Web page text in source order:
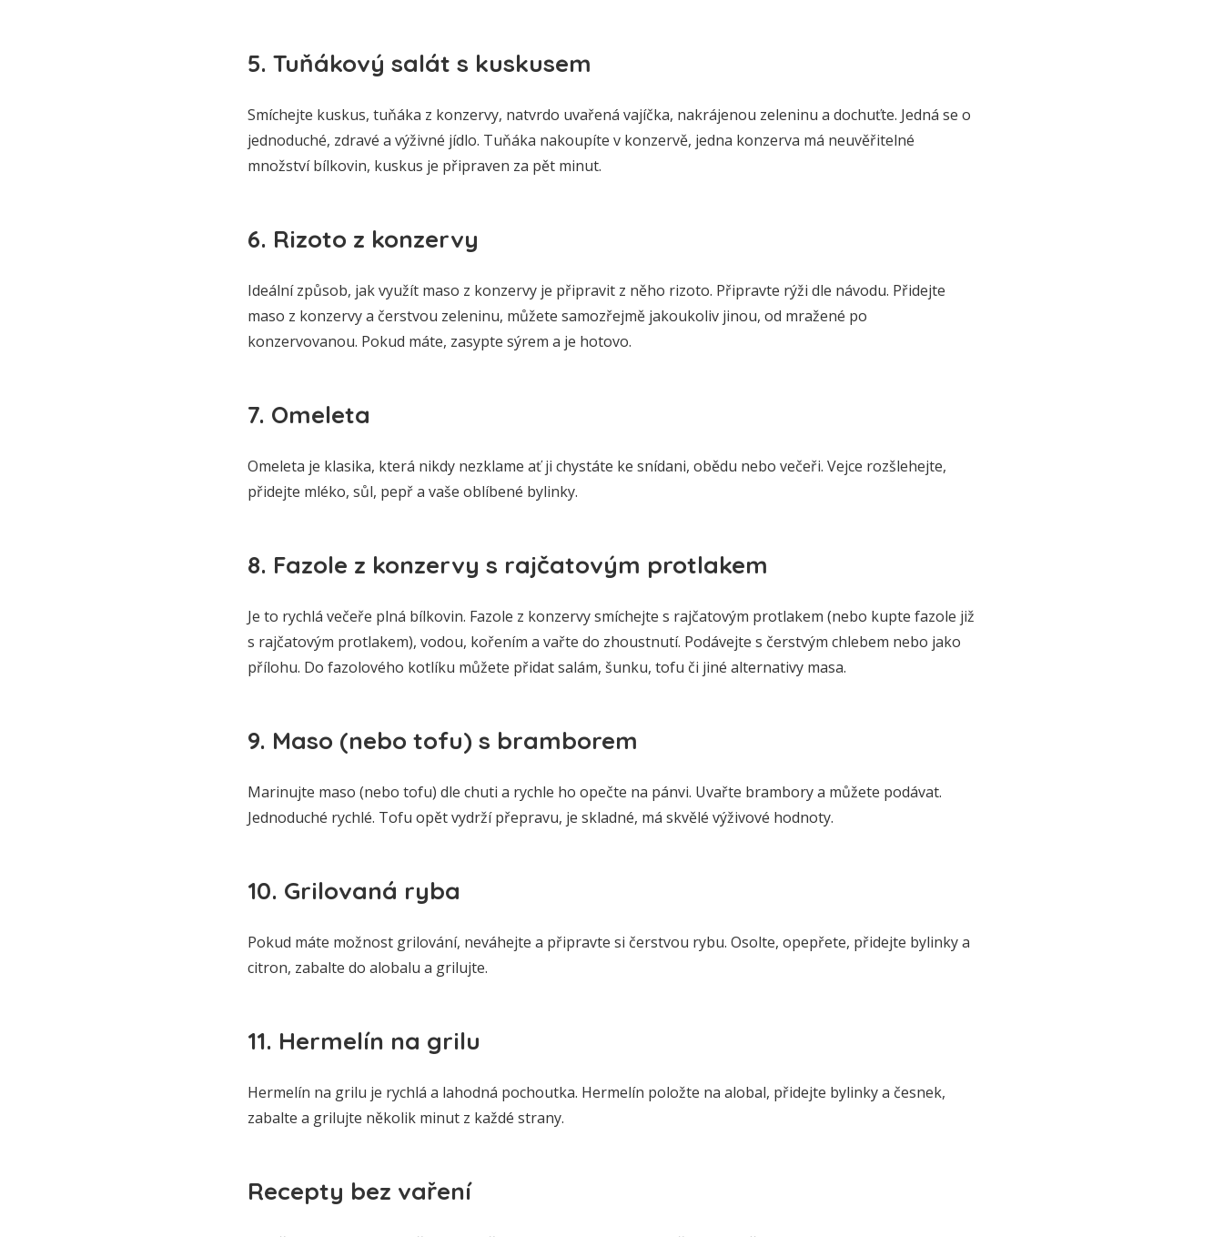
5. Tuňákový salát s kuskusem
Smíchejte kuskus, tuňáka z konzervy, natvrdo uvařená vajíčka, nakrájenou zeleninu a dochuťte. Jedná se o
jednoduché, zdravé a výživné jídlo. Tuňáka nakoupíte v konzervě, jedna konzerva má neuvěřitelné
množství bílkovin, kuskus je připraven za pět minut.
6. Rizoto z konzervy
Ideální způsob, jak využít maso z konzervy je připravit z něho rizoto. Připravte rýži dle návodu. Přidejte
maso z konzervy a čerstvou zeleninu, můžete samozřejmě jakoukoliv jinou, od mražené po
konzervovanou. Pokud máte, zasypte sýrem a je hotovo.
7. Omeleta
Omeleta je klasika, která nikdy nezklame ať ji chystáte ke snídani, obědu nebo večeři. Vejce rozšlehejte,
přidejte mléko, sůl, pepř a vaše oblíbené bylinky.
8. Fazole z konzervy s rajčatovým protlakem
Je to rychlá večeře plná bílkovin. Fazole z konzervy smíchejte s rajčatovým protlakem (nebo kupte fazole již
s rajčatovým protlakem), vodou, kořením a vařte do zhoustnutí. Podávejte s čerstvým chlebem nebo jako
přílohu. Do fazolového kotlíku můžete přidat salám, šunku, tofu či jiné alternativy masa.
9. Maso (nebo tofu) s bramborem
Marinujte maso (nebo tofu) dle chuti a rychle ho opečte na pánvi. Uvařte brambory a můžete podávat.
Jednoduché rychlé. Tofu opět vydrží přepravu, je skladné, má skvělé výživové hodnoty.
10. Grilovaná ryba
Pokud máte možnost grilování, neváhejte a připravte si čerstvou rybu. Osolte, opepřete, přidejte bylinky a
citron, zabalte do alobalu a grilujte.
11. Hermelín na grilu
Hermelín na grilu je rychlá a lahodná pochoutka. Hermelín položte na alobal, přidejte bylinky a česnek,
zabalte a grilujte několik minut z každé strany.
Recepty bez vaření